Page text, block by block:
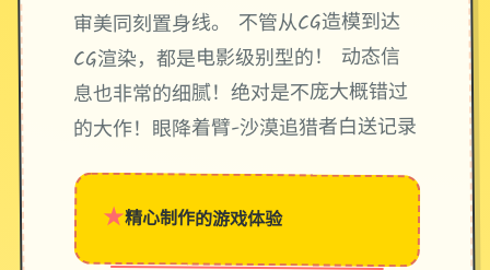
审美同刻置身线。 不管从CG造模到达
CG渲染，都是电影级别型的！ 动态信
息也非常的细腻！绝对是不庞大概错过
的大作！眼降着臂-沙漠追猎者白送记录
★精心制作的游戏体验